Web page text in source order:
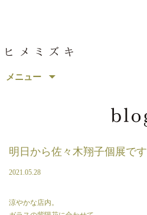
メニュー
ン
動
明日から佐々木翔子個展です
2021.05.28
涼やかな店内。